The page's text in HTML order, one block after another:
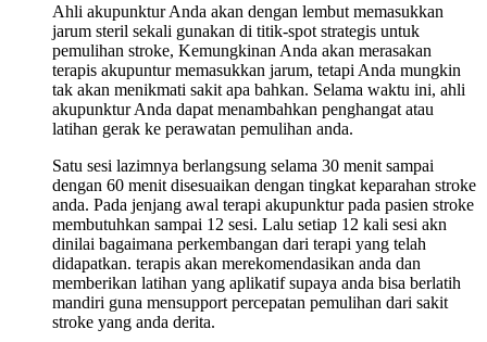
Ahli akupunktur Anda akan dengan lembut memasukkan
jarum steril sekali gunakan di titik-spot strategis untuk
pemulihan stroke, Kemungkinan Anda akan merasakan
terapis akupuntur memasukkan jarum, tetapi Anda mungkin
tak akan menikmati sakit apa bahkan. Selama waktu ini, ahli
akupunktur Anda dapat menambahkan penghangat atau
latihan gerak ke perawatan pemulihan anda.
Satu sesi lazimnya berlangsung selama 30 menit sampai
dengan 60 menit disesuaikan dengan tingkat keparahan stroke
anda. Pada jenjang awal terapi akupunktur pada pasien stroke
membutuhkan sampai 12 sesi. Lalu setiap 12 kali sesi akn
dinilai bagaimana perkembangan dari terapi yang telah
didapatkan. terapis akan merekomendasikan anda dan
memberikan latihan yang aplikatif supaya anda bisa berlatih
mandiri guna mensupport percepatan pemulihan dari sakit
stroke yang anda derita.